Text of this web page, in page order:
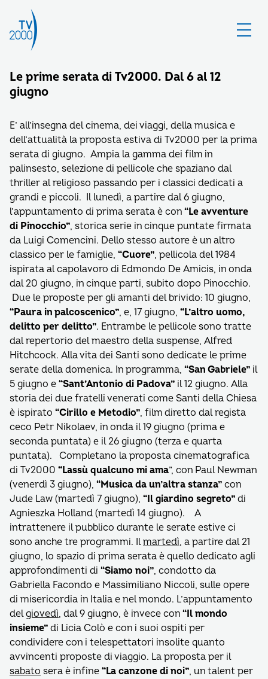
Le prime serata di Tv2000. Dal 6 al 12
giugno
E’ all’insegna del cinema, dei viaggi, della musica e
dell’attualità la proposta estiva di Tv2000 per la prima
serata di giugno. Ampia la gamma dei film in
palinsesto, selezione di pellicole che spaziano dal
thriller al religioso passando per i classici dedicati a
grandi e piccoli. Il lunedì, a partire dal 6 giugno,
l’appuntamento di prima serata è con “Le avventure
di Pinocchio”, storica serie in cinque puntate firmata
da Luigi Comencini. Dello stesso autore è un altro
classico per le famiglie, “Cuore”, pellicola del 1984
ispirata al capolavoro di Edmondo De Amicis, in onda
dal 20 giugno, in cinque parti, subito dopo Pinocchio.
Due le proposte per gli amanti del brivido: 10 giugno,
“Paura in palcoscenico”, e, 17 giugno, “L’altro uomo,
delitto per delitto”. Entrambe le pellicole sono tratte
dal repertorio del maestro della suspense, Alfred
Hitchcock. Alla vita dei Santi sono dedicate le prime
serate della domenica. In programma, “San Gabriele” il
5 giugno e “Sant’Antonio di Padova” il 12 giugno. Alla
storia dei due fratelli venerati come Santi della Chiesa
è ispirato “Cirillo e Metodio”, film diretto dal regista
ceco Petr Nikolaev, in onda il 19 giugno (prima e
seconda puntata) e il 26 giugno (terza e quarta
puntata). Completano la proposta cinematografica
di Tv2000 “Lassù qualcuno mi ama”, con Paul Newman
(venerdì 3 giugno), “Musica da un’altra stanza” con
Jude Law (martedì 7 giugno), “Il giardino segreto” di
Agnieszka Holland (martedì 14 giugno). A
intrattenere il pubblico durante le serate estive ci
sono anche tre programmi. Ilmartedì, a partire dal 21
giugno, lo spazio di prima serata è quello dedicato agli
approfondimenti di “Siamo noi”, condotto da
Gabriella Facondo e Massimiliano Niccoli, sulle opere
di misericordia in Italia e nel mondo. L’appuntamento
delgiovedì, dal 9 giugno, è invece con “Il mondo
insieme” di Licia Colò e con i suoi ospiti per
condividere con i telespettatori insolite quanto
avvincenti proposte di viaggio. La proposta per il
sabato sera è infine “La canzone di noi”, un talent per